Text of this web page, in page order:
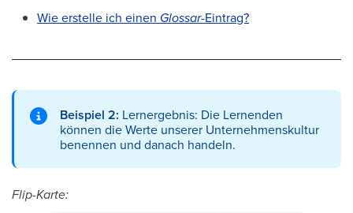
Wie erstelle ich einen Glossar-Eintrag?
Beispiel 2: Lernergebnis: Die Lernenden
können die Werte unserer Unternehmenskultur
benennen und danach handeln.
Flip-Karte: